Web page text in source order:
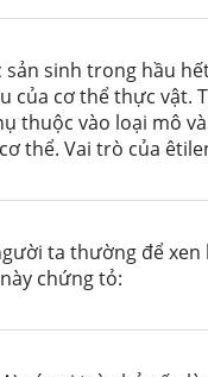
sản sinh trong hầu
của cơ thể thực vật.
thuộc vào loại mô
thể. Vai trò của
ta thường để xen
chứng tỏ: